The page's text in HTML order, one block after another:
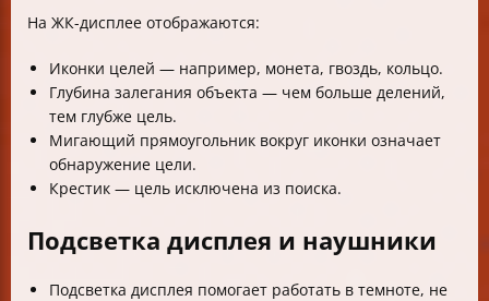
На ЖК-дисплее отображаются:
Иконки целей — например, монета, гвоздь, кольцо.
Глубина залегания объекта — чем больше делений,
тем глубже цель.
Мигающий прямоугольник вокруг иконки означает
обнаружение цели.
Крестик — цель исключена из поиска.
Подсветка дисплея и наушники
Подсветка дисплея помогает работать в темноте, не